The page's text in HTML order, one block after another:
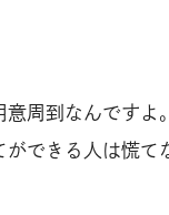
周到なんですよ
できる人は慌て